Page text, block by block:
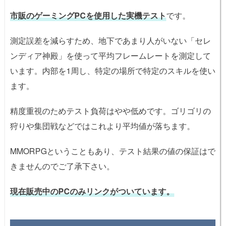
市販のゲーミングPCを使用した実機テストです。
測定誤差を減らすため、地下であまり人がいない「セレ
ンディア神殿」を使って平均フレームレートを測定して
います。内部を1周し、特定の場所で特定のスキルを使い
ます。
精度重視のためテスト負荷はやや低めです。ゴリゴリの
狩りや集団戦などではこれより平均値が落ちます。
MMORPGということもあり、テスト結果の値の保証はで
きませんのでご了承下さい。
現在販売中のPCのみリンクがついています。